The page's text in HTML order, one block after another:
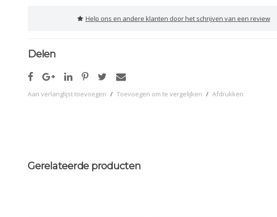
Help ons en andere klanten door het schrijven van een review
Delen
Aan verlanglijst toevoegen / Toevoegen om te vergelijken / Afdrukken
Gerelateerde producten